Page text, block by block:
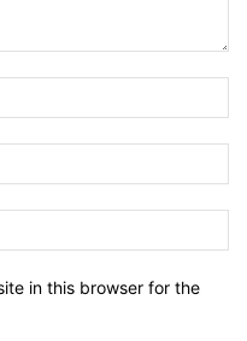
in this browser for the